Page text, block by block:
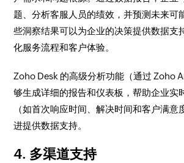
题、分析客服人员的绩效，并预测未来可
些洞察结果可以为企业的决策提供数据支
化服务流程和客户体验。
Zoho Desk 的高级分析功能（通过 Zoho
够生成详细的报告和仪表板，帮助企业实
（如首次响应时间、解决时间和客户满意
进提供数据支持。
4. 多渠道支持